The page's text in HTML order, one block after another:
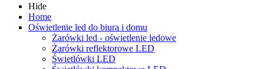
Hide
Home
Oświetlenie led do biura i domu
Żarówki led - oświetlenie ledowe
Żarówki reflektorowe LED
Świetlówki LED